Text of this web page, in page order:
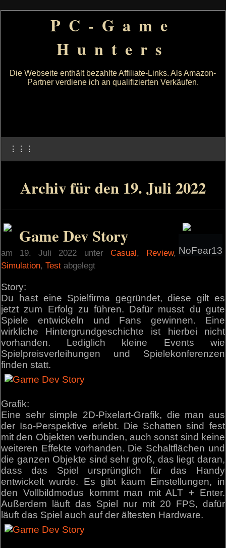
PC-Game
Hunters
Die Webseite enthält bezahlte Affiliate-Links. Als Amazon-
Partner verdiene ich an qualifizierten Verkäufen.
⋮⋮⋮
Archiv für den 19. Juli 2022
NoFear13
Game Dev Story
am 19. Juli 2022 unter Casual, Review,
Simulation,Test abgelegt
Story:
Du hast eine Spielfirma gegründet, diese gilt es
jetzt zum Erfolg zu führen. Dafür musst du gute
Spiele entwickeln und Fans gewinnen. Eine
wirkliche Hintergrundgeschichte ist hierbei nicht
vorhanden. Lediglich kleine Events wie
Spielpreisverleihungen und Spielekonferenzen
finden statt.
Grafik:
Eine sehr simple 2D-Pixelart-Grafik, die man aus
der Iso-Perspektive erlebt. Die Schatten sind fest
mit den Objekten verbunden, auch sonst sind keine
weiteren Effekte vorhanden. Die Schaltflächen und
die ganzen Objekte sind sehr groß, das liegt daran,
dass das Spiel ursprünglich für das Handy
entwickelt wurde. Es gibt kaum Einstellungen, in
den Vollbildmodus kommt man mit ALT + Enter.
Außerdem läuft das Spiel nur mit 20 FPS, dafür
läuft das Spiel auch auf der ältesten Hardware.